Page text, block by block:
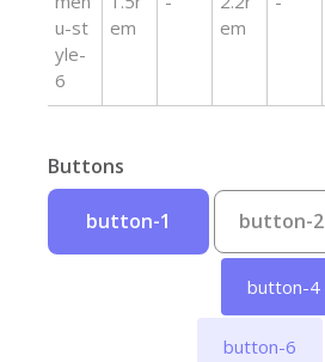
u-st
yle-
6
em
em
Buttons
button-1 button-2
button-4
button-6